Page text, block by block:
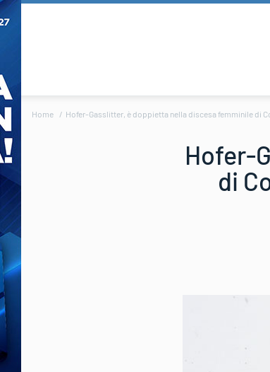
Home Hofer-Gasslitter, è doppietta nella discesa femminile di
Hofer-
di